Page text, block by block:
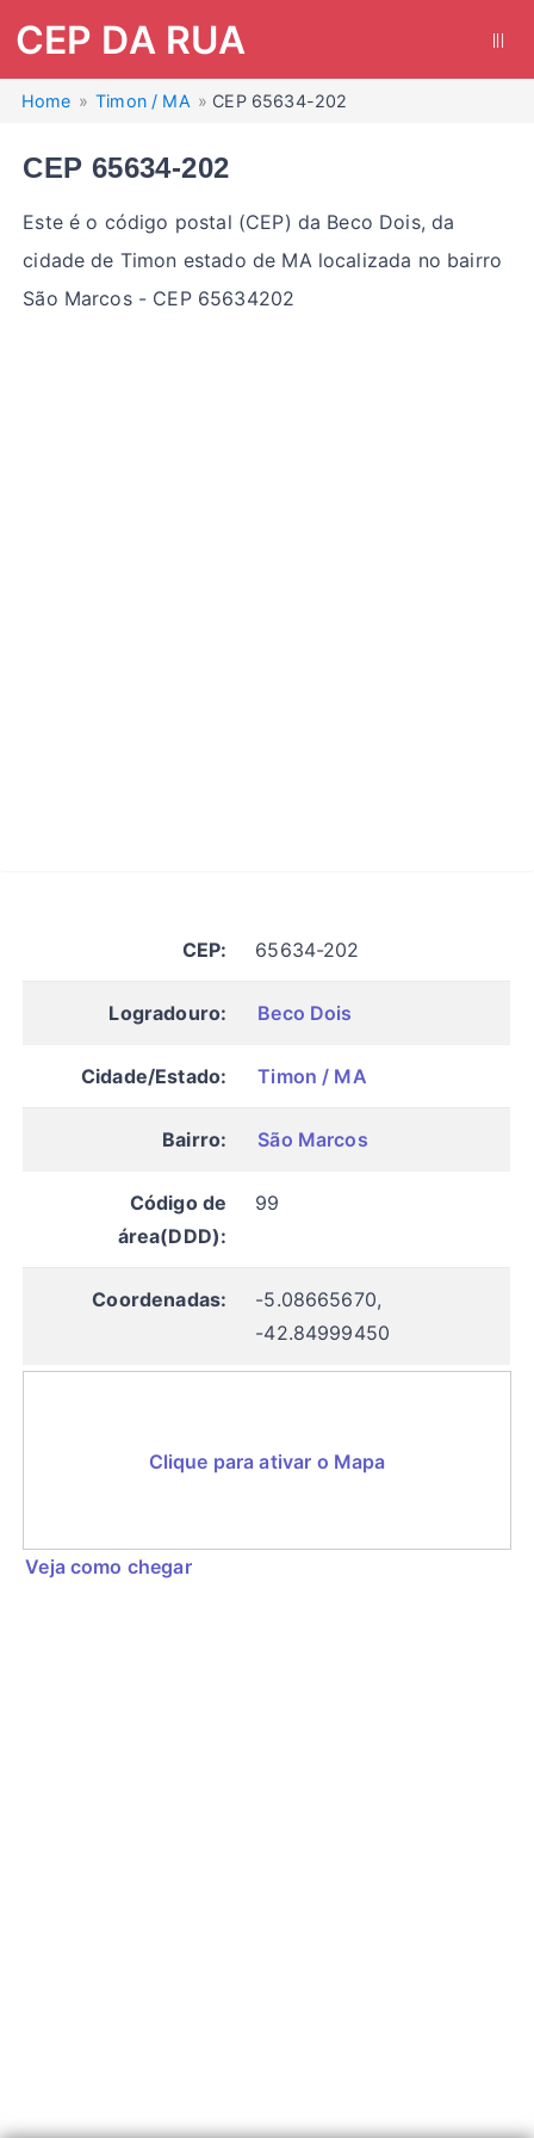
CEP DA RUA
Home Timon / MA CEP 65634-202
CEP 65634-202
Este é o código postal (CEP) da Beco Dois, da
cidade de Timon estado de MA localizada no bairro
São Marcos - CEP 65634202
CEP: 65634-202
Logradouro: Beco Dois
Cidade/Estado: Timon / MA
Bairro: São Marcos
Código de
área(DDD):
99
Coordenadas:
-5.08665670,
-42.84999450
Clique para ativar o Mapa
Veja como chegar